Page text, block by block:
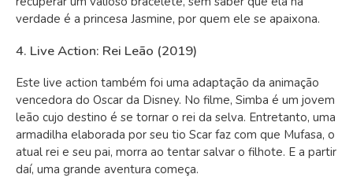
verdade é a princesa Jasmine, por quem ele se apaixona.
4. Live Action: Rei Leão (2019)
Este live action também foi uma adaptação da animação
vencedora do Oscar da Disney. No filme, Simba é um jovem
leão cujo destino é se tornar o rei da selva. Entretanto, uma
armadilha elaborada por seu tio Scar faz com que Mufasa, o
atual rei e seu pai, morra ao tentar salvar o filhote. E a partir
daí, uma grande aventura começa.